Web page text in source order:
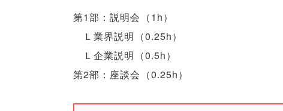
第1部：説明会 （1h）
Ｌ業界説明 （0.25h）
Ｌ企業説明 （0.5h）
第2部：座談会 （0.25h）